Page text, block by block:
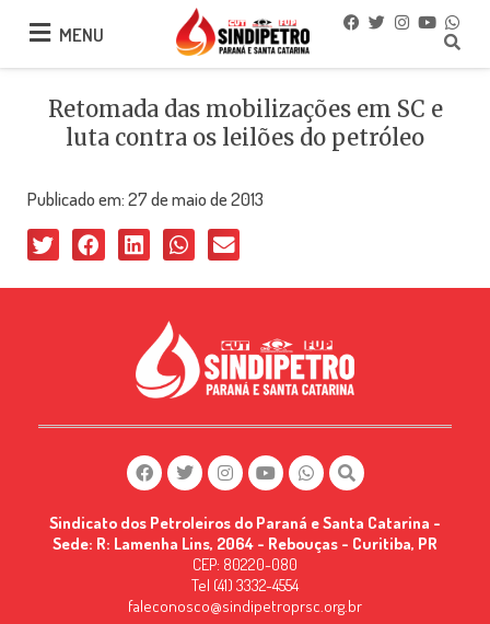
MENU
MENU
Retomada das mobilizações em SC e
luta contra os leilões do petróleo
Publicado em:27 de maio de 2013
Sindicato dos Petroleiros do Paraná e Santa Catarina -
Sede: R: Lamenha Lins, 2064 - Rebouças - Curitiba, PR
CEP: 80220-080
Tel (41) 3332-4554
faleconosco@sindipetroprsc.org.br